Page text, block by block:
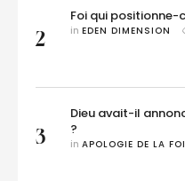
2
Foi qui
in EDEN DIMENSION
3
Dieu avait-il
?
in APOLOGIE DE LA